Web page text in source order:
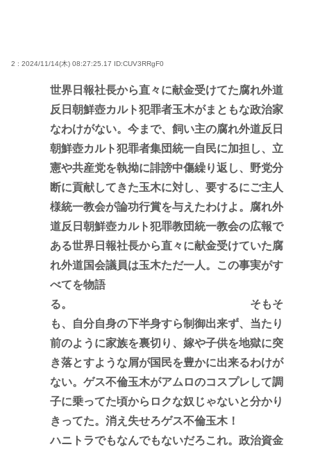
2 : 2024/11/14(木) 08:27:25.17 ID:CUV3RRgF0
世界日報社長から直々に献金受けてた腐れ外道
反日朝鮮壺カルト犯罪者玉木がまともな政治家
なわけがない。今まで、飼い主の腐れ外道反日
朝鮮壺カルト犯罪者集団統一自民に加担し、立
憲や共産党を執拗に誹謗中傷繰り返し、野党分
断に貢献してきた玉木に対し、要するにご主人
様統一教会が論功行賞を与えたわけよ。腐れ外
道反日朝鮮壺カルト犯罪教団統一教会の広報で
ある世界日報社長から直々に献金受けていた腐
れ外道国会議員は玉木ただ一人。この事実がす
べてを物語
る。 そもそ
も、自分自身の下半身すら制御出来ず、当たり
前のように家族を裏切り、嫁や子供を地獄に突
き落とすような屑が国民を豊かに出来るわけが
ない。ゲス不倫玉木がアムロのコスプレして調
子に乗ってた頃からロクな奴じゃないと分かり
きってた。消え失せろゲス不倫玉木！
ハニトラでもなんでもないだろこれ。政治資金